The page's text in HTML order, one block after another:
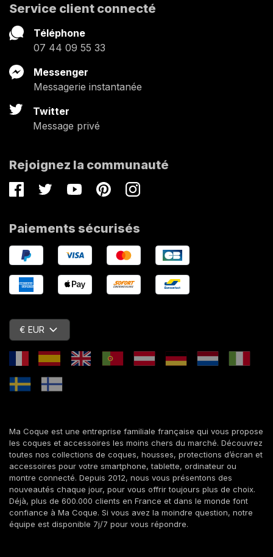
Service client connecté
Téléphone
07 44 09 55 33
Messenger
Messagerie instantanée
Twitter
Message privé
Rejoignez la communauté
FacebookTwitterYoutubePinterestInstagram
Paiements sécurisés
€ EUR
Ma Coque est une entreprise familiale française qui vous propose
les coques et accessoires les moins chers du marché. Découvrez
toutes nos collections de coques, housses, protections d’écran et
accessoires pour votre smartphone, tablette, ordinateur ou
montre connecté. Depuis 2012, nous vous présentons des
nouveautés chaque jour, pour vous offrir toujours plus de choix.
Déjà, plus de 600.000 clients en France et dans le monde font
confiance à Ma Coque. Si vous avez la moindre question, notre
équipe est disponible 7j/7 pour vous répondre.